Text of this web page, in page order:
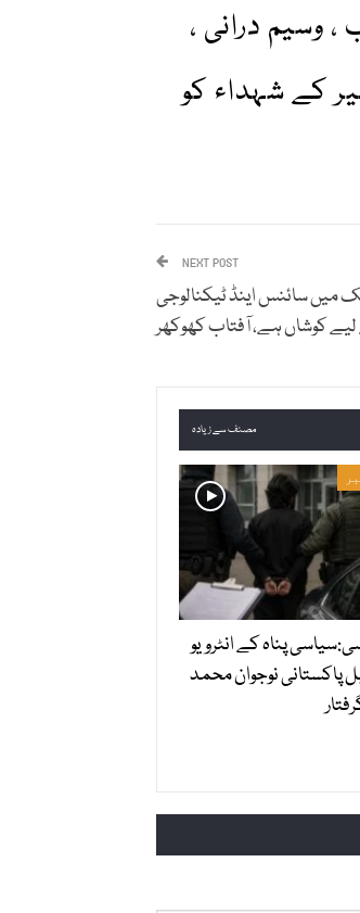
وسیم درانی ،
کے شہداء کو
NEXT POST
میں سائنس اینڈ ٹیکنالوجی
کوشاں ہے، آفتاب کھوکھر
مصنف سے زیادہ
پناہ کے انٹرویو
پاکستانی نوجوان محمد